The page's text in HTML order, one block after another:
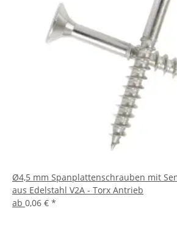
Ø4,5 mm Spanplattenschrauben mit
aus Edelstahl V2A - Torx Antrieb
ab 0,06 € *